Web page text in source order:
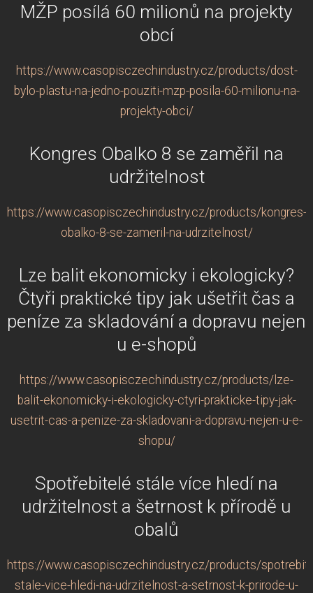
MŽP posílá 60 milionů na projekty
obcí
https://www.casopisczechindustry.cz/products/dost-
bylo-plastu-na-jedno-pouziti-mzp-posila-60-milionu-na-
projekty-obci/
Kongres Obalko 8 se zaměřil na
udržitelnost
https://www.casopisczechindustry.cz/products/kongres-
obalko-8-se-zameril-na-udrzitelnost/
Lze balit ekonomicky i ekologicky?
Čtyři praktické tipy jak ušetřit čas a
peníze za skladování a dopravu nejen
u e-shopů
https://www.casopisczechindustry.cz/products/lze-
balit-ekonomicky-i-ekologicky-ctyri-prakticke-tipy-jak-
usetrit-cas-a-penize-za-skladovani-a-dopravu-nejen-u-e-
shopu/
Spotřebitelé stále více hledí na
udržitelnost a šetrnost k přírodě u
obalů
https://www.casopisczechindustry.cz/products/
stale-vice-hledi-na-udrzitelnost-a-setrnost-k-prirode-u-